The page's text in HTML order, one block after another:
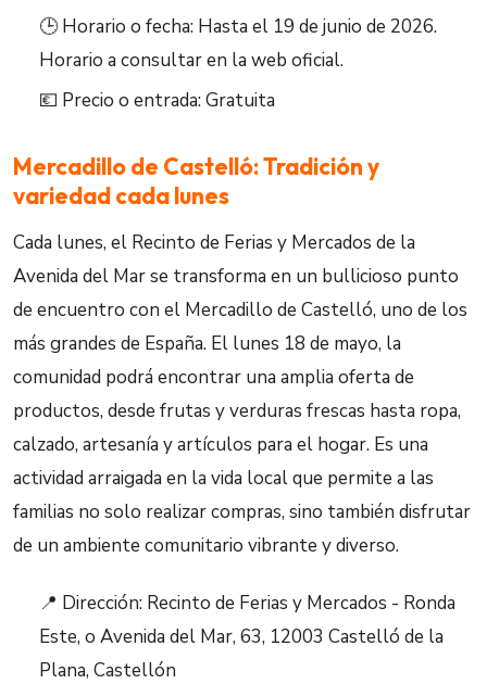
🕒 Horario o fecha: Hasta el 19 de junio de 2026.
Horario a consultar en la web oficial.
💶 Precio o entrada: Gratuita
Mercadillo de Castelló: Tradición y
variedad cada lunes
Cada lunes, el Recinto de Ferias y Mercados de la
Avenida del Mar se transforma en un bullicioso punto
de encuentro con el Mercadillo de Castelló, uno de los
más grandes de España. El lunes 18 de mayo, la
comunidad podrá encontrar una amplia oferta de
productos, desde frutas y verduras frescas hasta ropa,
calzado, artesanía y artículos para el hogar. Es una
actividad arraigada en la vida local que permite a las
familias no solo realizar compras, sino también disfrutar
de un ambiente comunitario vibrante y diverso.
📍 Dirección: Recinto de Ferias y Mercados - Ronda
Este, o Avenida del Mar, 63, 12003 Castelló de la
Plana, Castellón